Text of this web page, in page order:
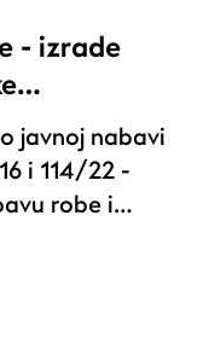
- izrade
javnoj nabavi
i 114/22 -
robe i…